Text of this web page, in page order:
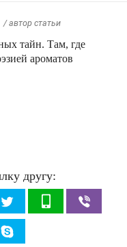
/ автор статьи
тайн. Там, где
ароматов
другу: